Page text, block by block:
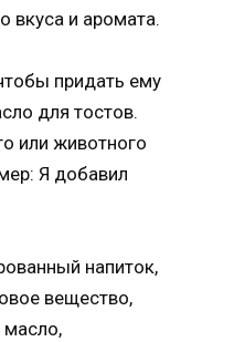
вкуса и аромата.
придать ему
для тостов.
или животного
Я добавил
напиток,
вещество,
масло,